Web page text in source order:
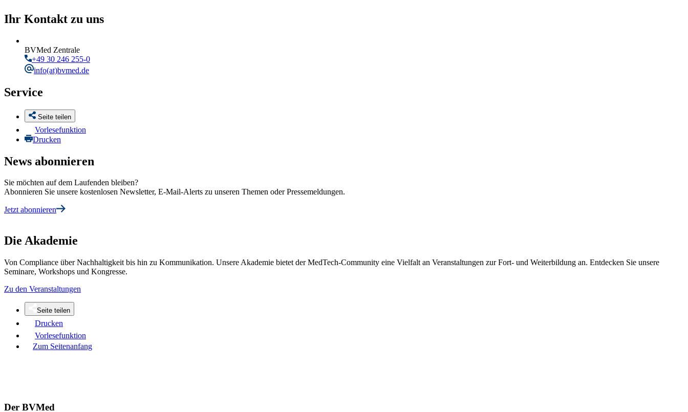
Ihr Kontakt zu uns
BVMed Zentrale
+49 30 246 255-0
info(at)bvmed.de
Service
Seite teilen
Vorlesefunktion
Drucken
News abonnieren
Sie möchten auf dem Laufenden bleiben?
Abonnieren Sie unsere kostenlosen Newsletter, E-Mail-Alerts zu unseren Themen oder Pressemeldungen.
Jetzt abonnieren
Die Akademie
Von Compliance über Nachhaltigkeit bis hin zu Kommunikation. Unsere Akademie bietet der MedTech-Community eine Vielfalt an Veranstaltungen zur Fort- und Weiterbildung an. Entdecken Sie unsere
Seminare, Workshops und Kongresse.
Zu den Veranstaltungen
Seite teilen
Drucken
Vorlesefunktion
Zum Seitenanfang
Der BVMed